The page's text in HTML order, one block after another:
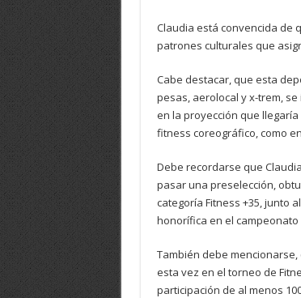
Claudia está convencida de
patrones culturales que
Cabe destacar, que esta
pesas, aerolocal y x-trem,
en la proyección que
fitness coreográfico, como
Debe recordarse que
pasar una preselección,
categoría Fitness +35, junto
honorífica en el
También debe
esta vez en el torneo de
participación de al menos